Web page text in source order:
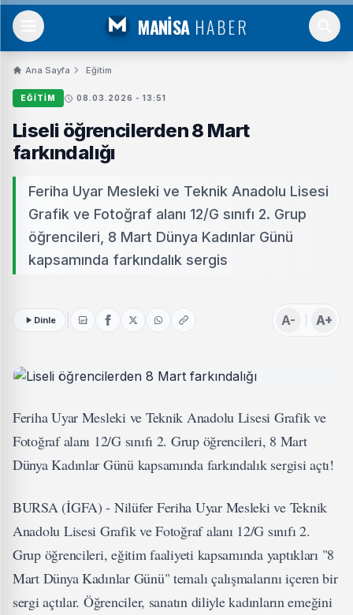
MANİSA HABER
Ana Sayfa Eğitim
EĞITIM 08.03.2026 - 13:51
Liseli öğrencilerden 8 Mart
farkındalığı
Feriha Uyar Mesleki ve Teknik Anadolu Lisesi
Grafik ve Fotoğraf alanı 12/G sınıfı 2. Grup
öğrencileri, 8 Mart Dünya Kadınlar Günü
kapsamında farkındalık sergis
Dinle A- A+
Feriha Uyar Mesleki ve Teknik Anadolu Lisesi Grafik ve
Fotoğraf alanı 12/G sınıfı 2. Grup öğrencileri, 8 Mart
Dünya Kadınlar Günü kapsamında farkındalık sergisi açtı!
BURSA (İGFA) - Nilüfer Feriha Uyar Mesleki ve Teknik
Anadolu Lisesi Grafik ve Fotoğraf alanı 12/G sınıfı 2.
Grup öğrencileri, eğitim faaliyeti kapsamında yaptıkları "8
Mart Dünya Kadınlar Günü" temalı çalışmalarını içeren bir
sergi açtılar. Öğrenciler, sanatın diliyle kadınların emeğini